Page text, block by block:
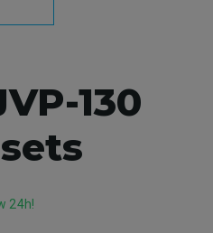
130
24h!